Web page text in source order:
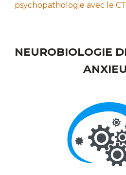
psychopathologie avec le
NEUROBIOLOGIE